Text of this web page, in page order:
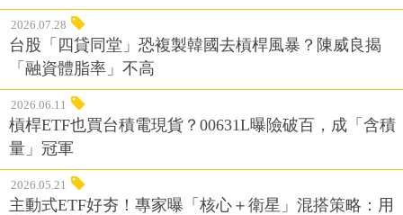
2026.07.28
台股「四貸同堂」恐複製韓國去槓桿風暴？陳威良揭
「融資體脂率」不高
2026.06.11
槓桿ETF也買台積電現貨？00631L曝險破百，成「含積
量」冠軍
2026.05.21
主動式ETF好夯！專家曝「核心＋衛星」混搭策略：用